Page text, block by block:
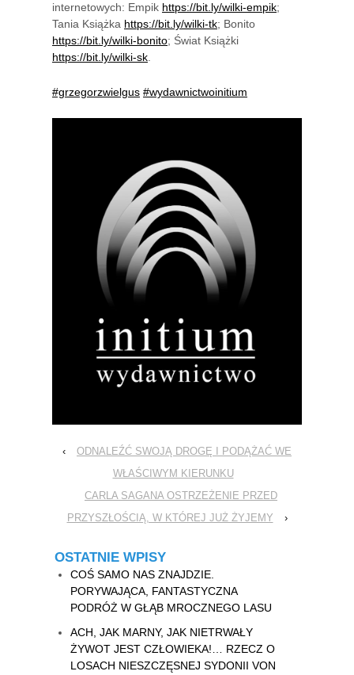
internetowych: Empik https://bit.ly/wilki-empik;
Tania Książka https://bit.ly/wilki-tk; Bonito
https://bit.ly/wilki-bonito; Świat Książki
https://bit.ly/wilki-sk
#grzegorzwielgus #wydawnictwoinitium
‹
ODNALEŹĆ SWOJĄ DROGĘ I PODĄŻAĆ WE
WŁAŚCIWYM KIERUNKU
CARLA SAGANA OSTRZEŻENIE PRZED
PRZYSZŁOŚCIĄ, W KTÓREJ JUŻ ŻYJEMY
›
OSTATNIE WPISY
COŚ SAMO NAS ZNAJDZIE.
PORYWAJĄCA, FANTASTYCZNA
PODRÓŻ W GŁĄB MROCZNEGO LASU
ACH, JAK MARNY, JAK NIETRWAŁY
ŻYWOT JEST CZŁOWIEKA!… RZECZ O
LOSACH NIESZCZĘSNEJ SYDONII VON